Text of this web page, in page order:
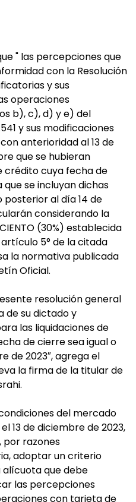
" las percepciones que
con la Resolución
y sus
operaciones
b), c), d) y e) del
y sus modificaciones
anterioridad al 13 de
que se hubieran
crédito cuya fecha de
se incluyan dichas
al día 14 de
considerando la
(30%) establecida
5° de la citada
la normativa publicada
Oficial.
resolución general
de su dictado y
las liquidaciones de
de cierre sea igual o
de 2023″, agrega el
la firma de la titular de
del mercado
13 de diciembre de 2023,
por razones
adoptar un criterio
que debe
las percepciones
con tarjeta de